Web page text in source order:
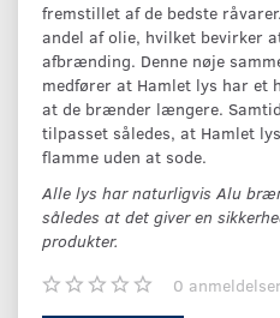
fremstillet af de bedste
andel af olie, hvilket bevirker
afbrænding. Denne nøje
medfører at Hamlet lys har et
at de brænder længere.
tilpasset således, at Hamlet
flamme uden at sode.
Alle lys har naturligvis Alu
således at det giver en
produkter.
0 anmeldelser